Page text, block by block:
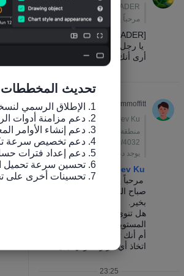
تحديث المخططات
7. تحسينات أخرى على تجربة الاستخدام وإصلاح الأخطاء